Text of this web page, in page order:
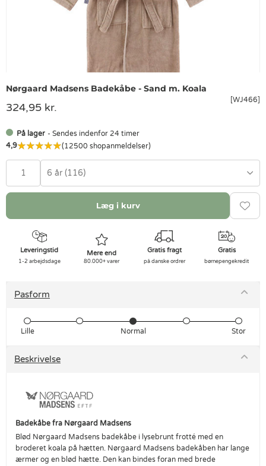
Nørgaard Madsens Badekåbe - Sand m. Koala
[WJ466]
324,95 kr.
På lager - Sendes indenfor 24 timer
4,9
(12500 shopanmeldelser)
6 år (116)
Læg i kurv
Leveringstid
1-2 arbejdsdage
Mere end
80.000+ varer
Gratis fragt
på danske ordrer
Gratis
børnepengekredit
Pasform
Lille Normal Stor
Beskrivelse
Badekåbe fra Nørgaard Madsens
Blød Nørgaard Madsens badekåbe i lysebrunt frotté med en
broderet koala på hætten. Nørgaard Madsens badekåben har lange
ærmer og en blød hætte. Den kan bindes foran med brede